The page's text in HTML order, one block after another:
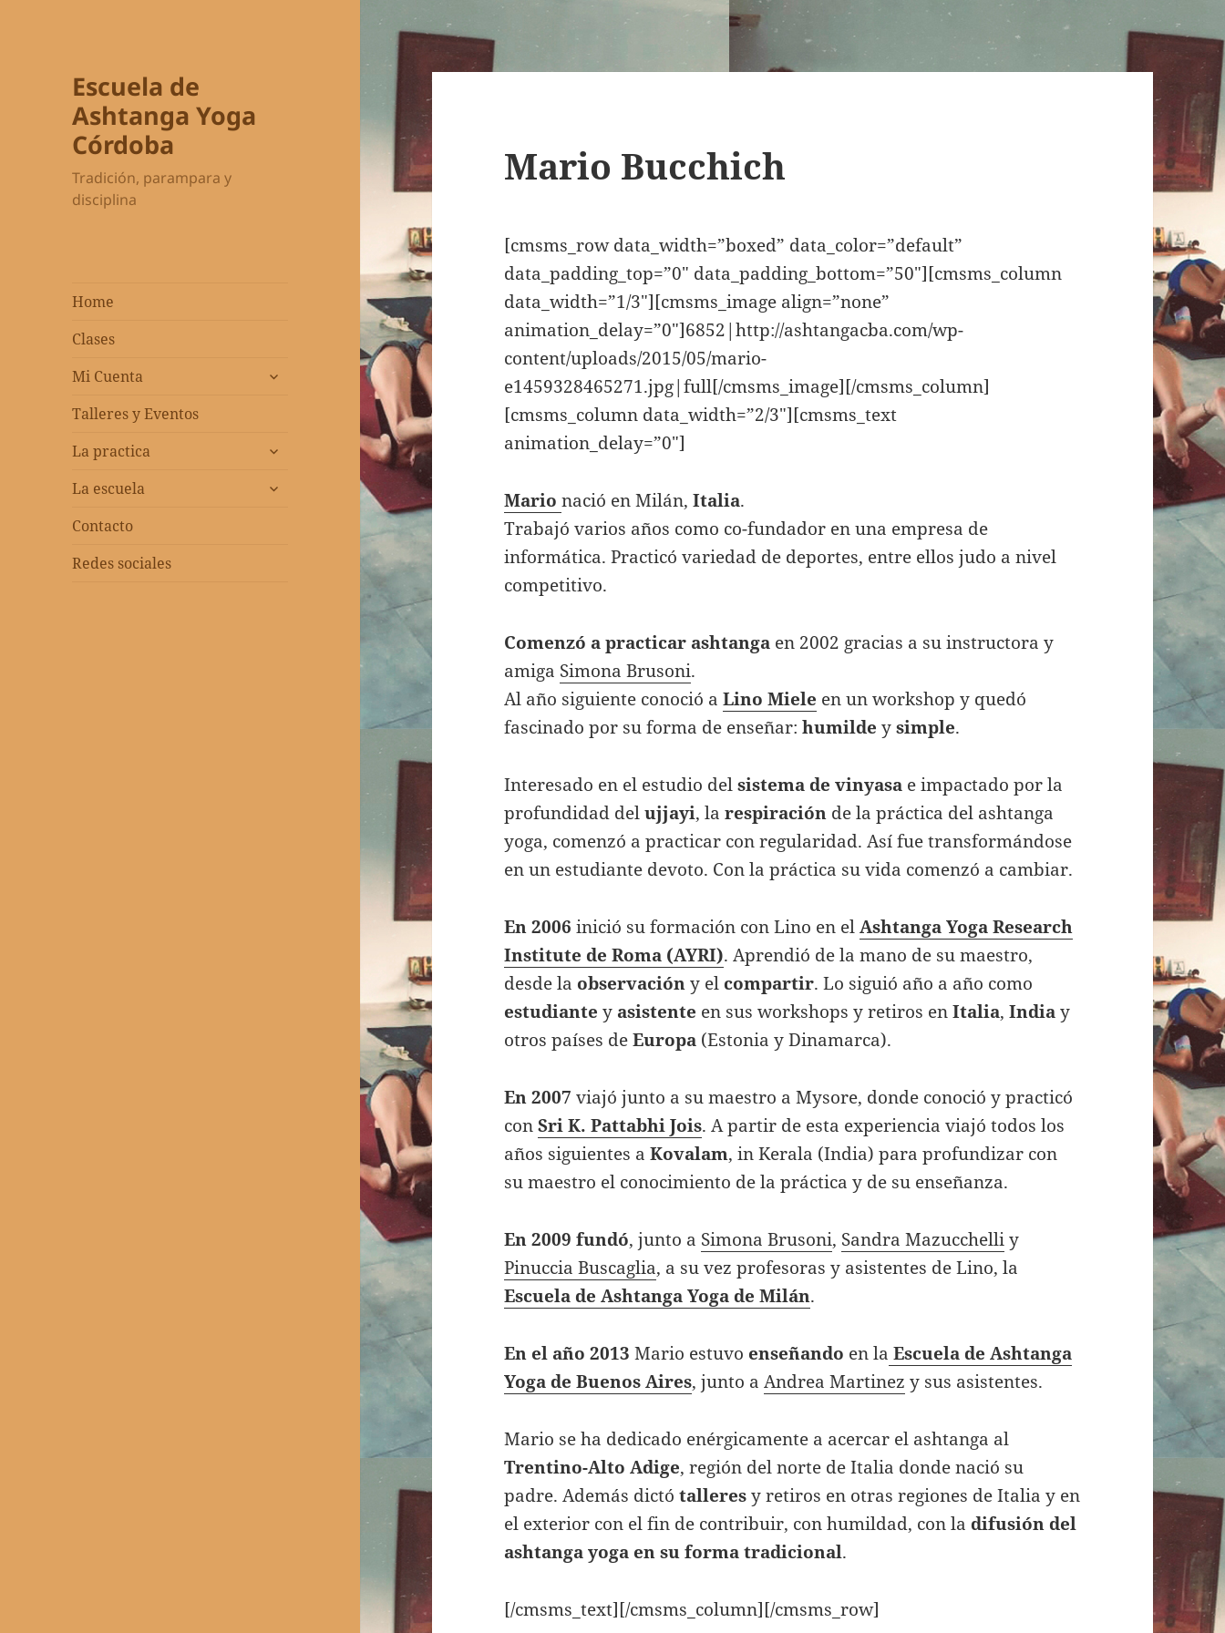
Escuela de
Ashtanga Yoga
Córdoba
Tradición, parampara y
disciplina
Home
Clases
Mi Cuenta
expandir
Talleres y Eventos
La practica
expandir
menú
La escuela
expandir
Contacto
Redes sociales
Mario Bucchich
[cmsms_row data_width=”boxed” data_color=”default”
data_padding_top=”0″ data_padding_bottom=”50″][cmsms_column
data_width=”1/3″][cmsms_image align=”none”
animation_delay=”0″]6852|http://ashtangacba.com/wp-
content/uploads/2015/05/mario-
e1459328465271.jpg|full[/cmsms_image][/cmsms_column]
[cmsms_column data_width=”2/3″][cmsms_text
animation_delay=”0″]
Mario nació en Milán,Italia.
Trabajó varios años como co-fundador en una empresa de
informática. Practicó variedad de deportes, entre ellos judo a nivel
competitivo.
Comenzó a practicar ashtanga en 2002 gracias a su instructora y
amiga Simona Brusoni.
Al año siguiente conoció aLino Miele en un workshop y quedó
fascinado por su forma de enseñar:humilde ysimple.
Interesado en el estudio delsistema de vinyasa e impactado por la
profundidad delujjayi, larespiración de la práctica del ashtanga
yoga, comenzó a practicar con regularidad. Así fue transformándose
en un estudiante devoto. Con la práctica su vida comenzó a cambiar.
En 2006 inició su formación con Lino en elAshtanga Yoga Research
Institute de Roma (AYRI). Aprendió de la mano de su maestro,
desde la observacióny el compartir. Lo siguió año a año como
estudiante y asistente en sus workshops y retiros enItalia,Indiay
otros países deEuropa (Estonia y Dinamarca).
En 2007 viajó junto a su maestro a Mysore, donde conoció y practicó
conSri K. Pattabhi Jois. A partir de esta experiencia viajó todos los
años siguientes aKovalam, in Kerala (India) para profundizar con
su maestro el conocimiento de la práctica y de su enseñanza.
En 2009 fundó, junto a Simona Brusoni, Sandra Mazucchelliy
Pinuccia Buscaglia, a su vez profesoras y asistentes de Lino, la
Escuela de Ashtanga Yoga de Milán.
En el año 2013 Mario estuvo enseñando en la Escuela de Ashtanga
Yoga de Buenos Aires, junto aAndrea Martinez y sus asistentes.
Mario se ha dedicado enérgicamente a acercar el ashtanga al
Trentino-Alto Adige, región del norte de Italia donde nació su
padre. Además dictótalleresy retiros en otras regiones de Italia y en
el exterior con el fin de contribuir, con humildad, con la difusión del
ashtanga yoga en su forma tradicional.
[/cmsms_text][/cmsms_column][/cmsms_row]